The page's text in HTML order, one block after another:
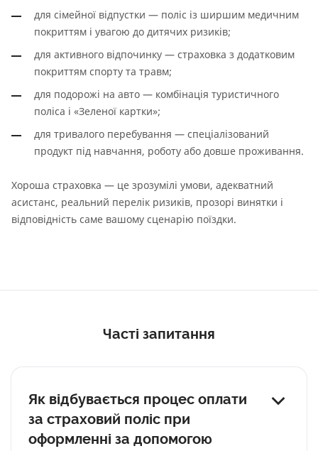
для сімейної відпустки — поліс із ширшим медичним
покриттям і увагою до дитячих ризиків;
для активного відпочинку — страховка з додатковим
покриттям спорту та травм;
для подорожі на авто — комбінація туристичного
поліса і «Зеленої картки»;
для тривалого перебування — спеціалізований
продукт під навчання, роботу або довше проживання.
Хороша страховка — це зрозумілі умови, адекватний
асистанс, реальний перелік ризиків, прозорі винятки і
відповідність саме вашому сценарію поїздки.
Часті запитання
Як відбувається процес оплати
за страховий поліс при
оформленні за допомогою